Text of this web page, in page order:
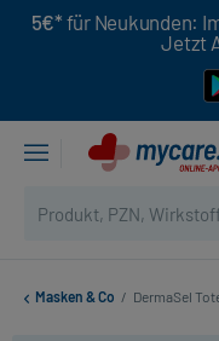
5€* für Neukunden:
Jetzt
Masken & Co / DermaSel